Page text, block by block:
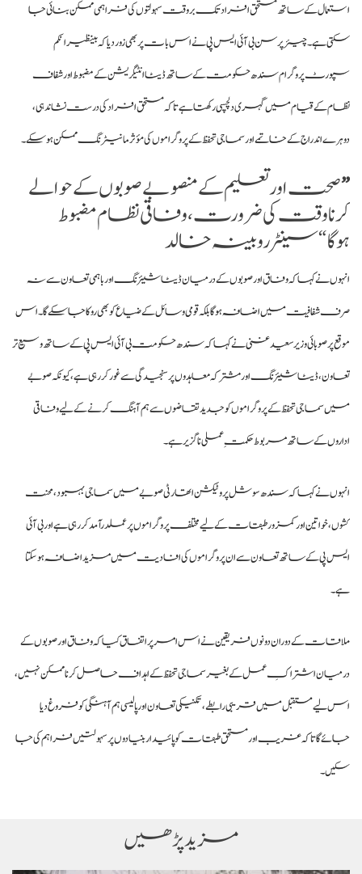
استعمال کے ساتھ مستحق افراد تک بروقت سہولتوں کی فراہمی ممکن بنائی جا
سکتی ہے۔ چیئرپرسن بی آئی ایس پی نے اس بات پر بھی زور دیا کہ بینظیر انکم
سپورٹ پروگرام سندھ حکومت کے ساتھ ڈیٹا انٹیگریشن کے مضبوط اور شفاف
نظام کے قیام میں گہری دلچسپی رکھتا ہے تاکہ مستحق افراد کی درست نشاندہی،
دوہرے اندراج کے خاتمے اور سماجی تحفظ کے پروگراموں کی مؤثر مانیٹرنگ ممکن ہو سکے۔
”صحت اور تعلیم کے منصوبے صوبوں کے حوالے
کرنا وقت کی ضرورت، وفاقی نظام مضبوط
ہوگا“سینٹر روبینہ خالد
انہوں نے کہا کہ وفاق اور صوبوں کے درمیان ڈیٹا شیئرنگ اور باہمی تعاون سے نہ
صرف شفافیت میں اضافہ ہوگا بلکہ قومی وسائل کے ضیاع کو بھی روکا جا سکے گا۔ اس
موقع پر صوبائی وزیر سعید غنی نے کہا کہ سندھ حکومت بی آئی ایس پی کے ساتھ وسیع تر
تعاون، ڈیٹا شیئرنگ اور مشترکہ معاہدوں پر سنجیدگی سے غور کر رہی ہے، کیونکہ صوبے
میں سماجی تحفظ کے پروگراموں کو جدید تقاضوں سے ہم آہنگ کرنے کے لیے وفاقی
اداروں کے ساتھ مربوط حکمتِ عملی ناگزیر ہے۔
انہوں نے کہا کہ سندھ سوشل پروٹیکشن اتھارٹی صوبے میں سماجی بہبود، محنت
کشوں، خواتین اور کمزور طبقات کے لیے مختلف پروگراموں پر عملدرآمد کر رہی ہے اور بی آئی
ایس پی کے ساتھ تعاون سے ان پروگراموں کی افادیت میں مزید اضافہ ہو سکتا
ہے۔
ملاقات کے دوران دونوں فریقین نے اس امر پر اتفاق کیا کہ وفاق اور صوبوں کے
درمیان اشتراکِ عمل کے بغیر سماجی تحفظ کے اہداف حاصل کرنا ممکن نہیں،
اس لیے مستقبل میں قریبی رابطے، تکنیکی تعاون اور پالیسی ہم آہنگی کو فروغ دیا
جائے گا تاکہ غریب اور مستحق طبقات کو پائیدار بنیادوں پر سہولتیں فراہم کی جا
سکیں۔
مزید پڑھیں